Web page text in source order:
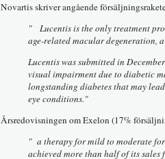
Novartis skriver angående
" Lucentis is the only treatment
age-related macular degeneration,
Lucentis was submitted in
visual impairment due to diabetic
longstanding diabetes that may
eye conditions."
Årsredovisningen om Exelon (17%
" a therapy for mild to moderate
achieved more than half of its